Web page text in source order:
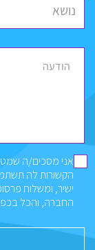
נושא
הודעה
אני מסכים/ה
הקשורות לה
ישיר, ומשלוח
החברה, והכל